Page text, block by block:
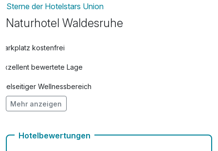
Sterne der Hotelstars Union
Naturhotel Waldesruhe
Parkplatz kostenfrei
Exzellent bewertete Lage
Vielseitiger Wellnessbereich
Hunde im Hotel erlaubt für 23,00 € pro Stück / Tag
Mehr anzeigen
Hotelbewertungen